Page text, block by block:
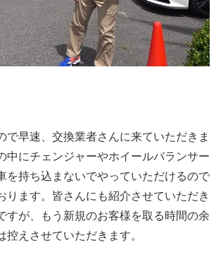
で早速、交換業者さんに来ていただきま
中にチェンジャーやホイールバランサー
を持ち込まないでやっていただけるので
ります。皆さんにも紹介させていただき
すが、もう新規のお客様を取る時間の余
控えさせていただきます。